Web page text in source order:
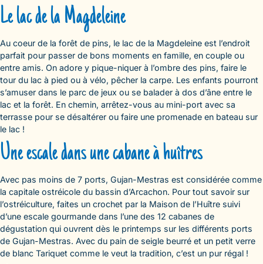
Le lac de la Magdeleine
Au coeur de la forêt de pins, le lac de la Magdeleine est l’endroit
parfait pour passer de bons moments en famille, en couple ou
entre amis. On adore y pique-niquer à l’ombre des pins, faire le
tour du lac à pied ou à vélo, pêcher la carpe. Les enfants pourront
s’amuser dans le parc de jeux ou se balader à dos d’âne entre le
lac et la forêt. En chemin, arrêtez-vous au mini-port avec sa
terrasse pour se désaltérer ou faire une promenade en bateau sur
le lac !
Une escale dans une cabane à huîtres
Avec pas moins de 7 ports, Gujan-Mestras est considérée comme
la capitale ostréicole du bassin d’Arcachon. Pour tout savoir sur
l’ostréiculture, faites un crochet par la Maison de l’Huître suivi
d’une escale gourmande dans l’une des 12 cabanes de
dégustation qui ouvrent dès le printemps sur les différents ports
de Gujan-Mestras. Avec du pain de seigle beurré et un petit verre
de blanc Tariquet comme le veut la tradition, c’est un pur régal !